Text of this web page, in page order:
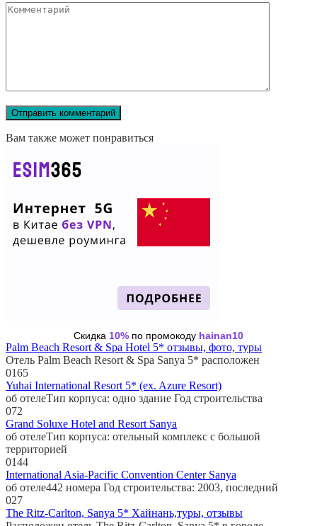
Комментарий
Вам также может понравиться
Скидка 10% по промокоду hainan10
Palm Beach Resort & Spa Hotel 5* отзывы, фото, туры
Отель Palm Beach Resort & Spa Sanya 5* расположен
0165
Yuhai International Resort 5* (ex. Azure Resort)
об отелеТип корпуса: одно здание Год строительства
072
Grand Soluxe Hotel and Resort Sanya
об отелеТип корпуса: отельный комплекс с большой
территорией
0144
International Asia-Pacific Convention Center Sanya
об отеле442 номера Год строительства: 2003, последний
027
The Ritz-Carlton, Sanya 5* Хайнань,туры, отзывы